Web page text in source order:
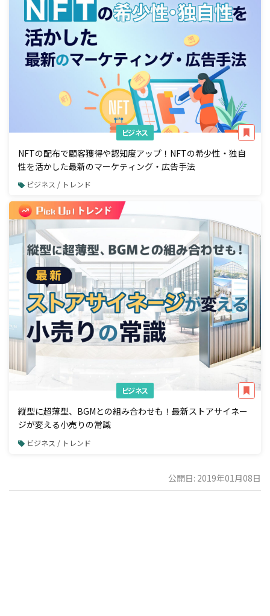
ビジネス
NFTの配布で顧客獲得や認知度アップ！NFTの希少性・独自
性を活かした最新のマーケティング・広告手法
ビジネス / トレンド
ビジネス
縦型に超薄型、BGMとの組み合わせも！最新ストアサイネー
ジが変える小売りの常識
ビジネス / トレンド
公開日: 2019年01月08日